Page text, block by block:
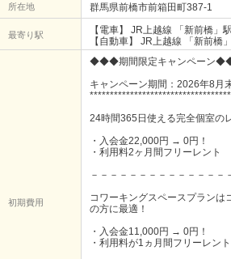
所在地 群馬県前橋市前箱田町387-1
最寄り駅
【電⾞】 JR上越線 「新前橋」
【自動車】 JR上越線 「新前橋
初期費用
◆◆◆期間限定キャンペーン
キャンペーン期間：2026年8月
24時間365日使える完全個室の
・入会金22,000円 → 0円！
・利用料2ヶ月間フリーレント
－－－－－－－－－－－－－－
コワーキングスペースプランは
の方に最適！
・入会金11,000円 → 0円！
・利用料が1ヵ月間フリーレン